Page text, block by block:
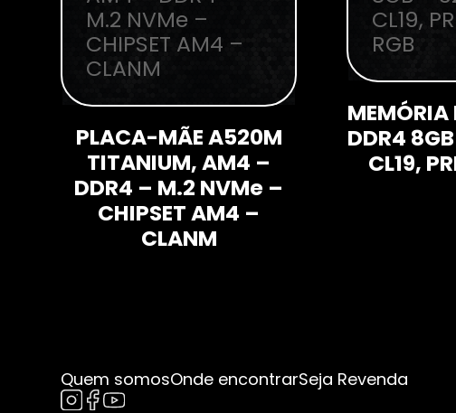
PLACA-MÃE A520M
TITANIUM, AM4 –
DDR4 – M.2 NVMe –
CHIPSET AM4 –
CLANM
DDR4
CL19,
Quem somosOnde encontrarSeja Revenda